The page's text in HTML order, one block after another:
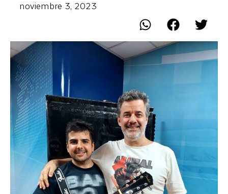
noviembre 3, 2023